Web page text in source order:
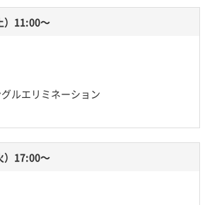
）11:00〜
ルエリミネーション
）17:00〜